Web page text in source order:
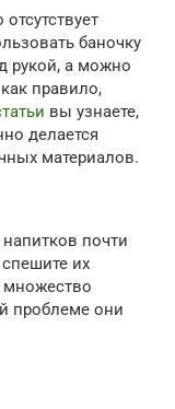
баночку
рукой, а можно
правило,
вы узнаете,
делается
материалов.
почти
их
проблеме они